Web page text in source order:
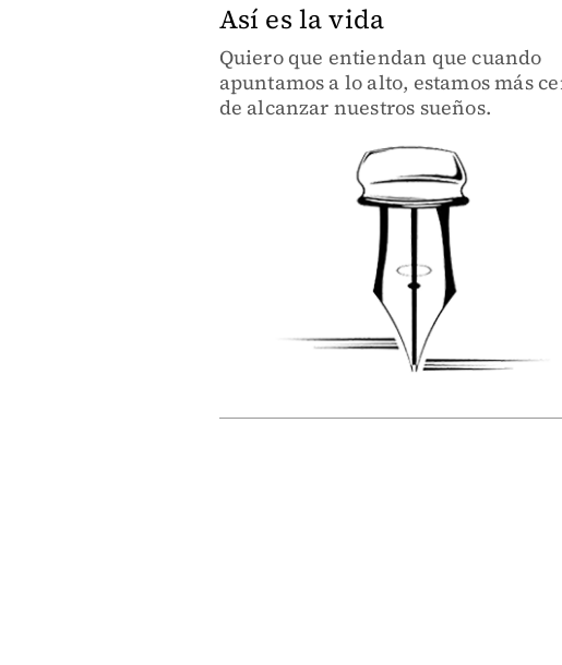
Así es la vida
Quiero que entiendan que cuando
apuntamos a lo alto, estamos más
de alcanzar nuestros sueños.